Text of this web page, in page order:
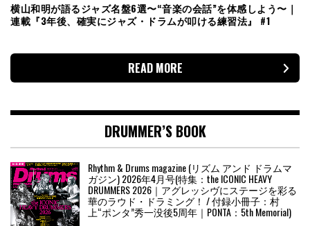
横山和明が語るジャズ名盤6選〜“音楽の会話”を体感しよう〜｜
連載『3年後、確実にジャズ・ドラムが叩ける練習法』 #1
READ MORE
DRUMMER’S BOOK
Rhythm & Drums magazine (リズム アンド ドラムマ
ガジン) 2026年4月号(特集：the ICONIC HEAVY
DRUMMERS 2026｜アグレッシヴにステージを彩る
華のラウド・ドラミング！ / 付録小冊子：村
上“ポンタ”秀一没後5周年｜PONTA：5th Memorial)